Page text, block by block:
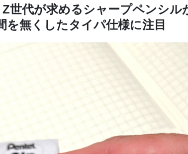
世代が求めるシャープペンシル
を無くしたタイパ仕様に注目